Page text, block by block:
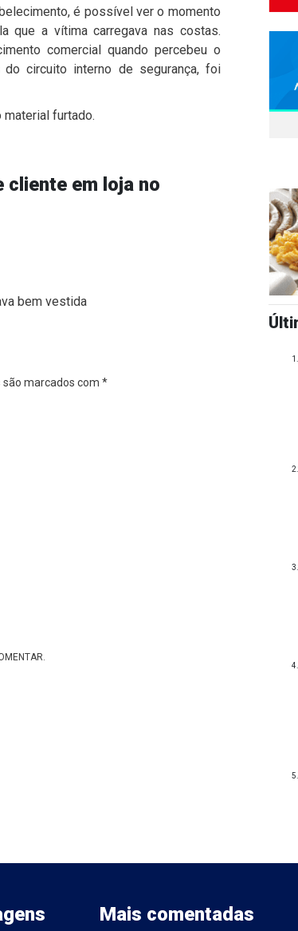
é possível ver o momento
que a vítima carregava nas costas.
comercial quando percebeu o
circuito interno de segurança, foi
material furtado.
em loja no
bem vestida
marcados com *
Mais comentadas